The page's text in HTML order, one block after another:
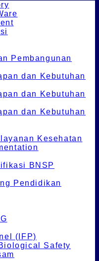
Pembangunan
dan Kebutuhan
dan Kebutuhan
dan Kebutuhan
Kesehatan
BNSP
Pendidikan
(IFP)
Safety